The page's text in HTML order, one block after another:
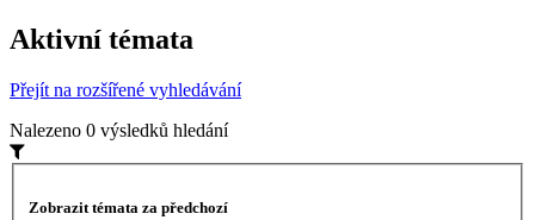
Aktivní témata
Přejít na rozšířené vyhledávání
Nalezeno 0 výsledků hledání
Zobrazit témata za předchozí